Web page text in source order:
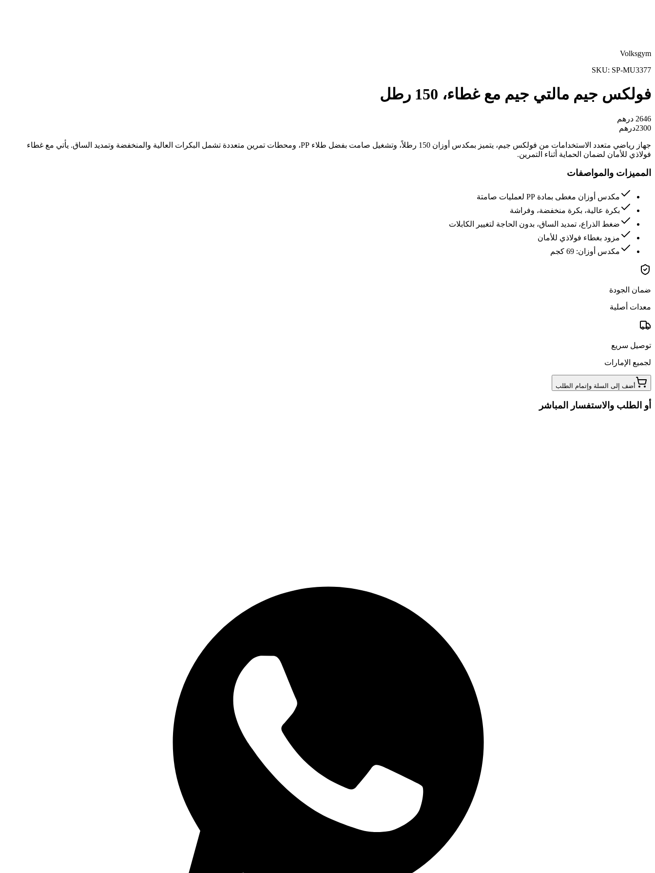
Volksgym
SKU: SP-MU3377
فولكس جيم مالتي جيم مع غطاء، 150 رطل
2646 درهم
2300درهم
جهاز رياضي متعدد الاستخدامات من فولكس جيم، يتميز بمكدس أوزان 150 رطلاً، وتشغيل صامت بفضل طلاء PP، ومحطات تمرين متعددة تشمل البكرات العالية والمنخفضة وتمديد الساق. يأتي مع غطاء
فولاذي للأمان لضمان الحماية أثناء التمرين.
المميزات والمواصفات
مكدس أوزان مغطى بمادة PP لعمليات صامتة
بكرة عالية، بكرة منخفضة، وفراشة
ضغط الذراع، تمديد الساق، بدون الحاجة لتغيير الكابلات
مزود بغطاء فولاذي للأمان
مكدس أوزان: 69 كجم
ضمان الجودة
معدات أصلية
توصيل سريع
لجميع الإمارات
أضف إلى السلة وإتمام الطلب
أو الطلب والاستفسار المباشر